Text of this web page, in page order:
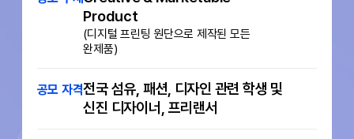
Product
(디지털 프린팅 원단으로 제작된 모든
완제품)
공모 자격전국 섬유, 패션, 디자인 관련 학생 및
신진 디자이너, 프리랜서